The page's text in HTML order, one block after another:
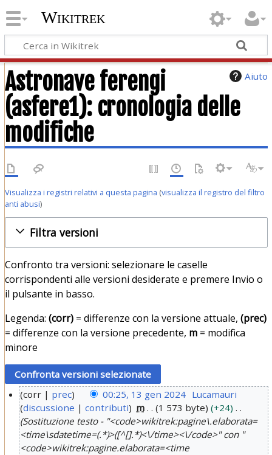
Wikitrek
Aiuto
Astronave ferengi
(asfere1): cronologia delle
modifiche
Visualizza i registri relativi a questa pagina (visualizza il registro del filtro
anti abusi)
Filtra versioni
Confronto tra versioni: selezionare le caselle
corrispondenti alle versioni desiderate e premere Invio o
il pulsante in basso.
Legenda: (corr)= differenze con la versione attuale, (prec)
= differenze con la versione precedente, m= modifica
minore
corr prec 00:25, 13 gen 2024 Lucamauri
discussione
contributi m 1 573 byte
+24
Sostituzione testo - "<code>wikitrek:pagine\.elaborata=
<time\sdatetime=(.*)>([^[].*)<\/time><\/code>" con "
<code>wikitrek:pagine.elaborata=<time